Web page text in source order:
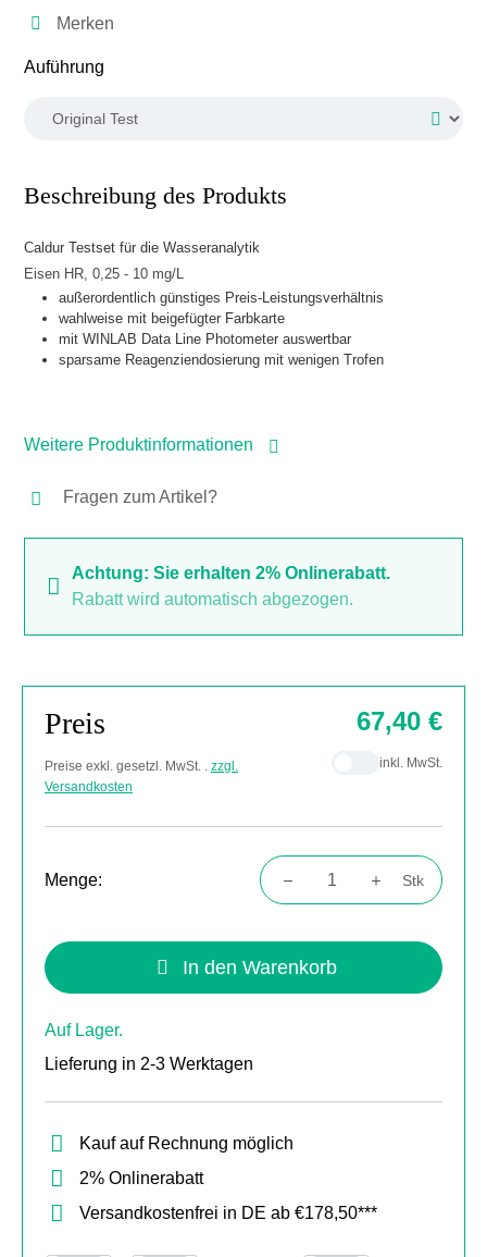
Merken
Auführung
Beschreibung des Produkts
Caldur Testset für die Wasseranalytik
Eisen HR, 0,25 - 10 mg/L
außerordentlich günstiges Preis-Leistungsverhältnis
wahlweise mit beigefügter Farbkarte
mit WINLAB Data Line Photometer auswertbar
sparsame Reagenziendosierung mit wenigen Trofen
Weitere Produktinformationen
Fragen zum Artikel?
Achtung: Sie erhalten 2% Onlinerabatt.
Rabatt wird automatisch abgezogen.
Preis
Preise exkl. gesetzl. MwSt. . zzgl.
Versandkosten
67,40 €
inkl. MwSt.
Menge:
Produkt Anzahl: Gib den gewünschten
Stk
In den Warenkorb
Auf Lager.
Lieferung in 2-3 Werktagen
Kauf auf Rechnung möglich
2% Onlinerabatt
Versandkostenfrei in DE ab €178,50***